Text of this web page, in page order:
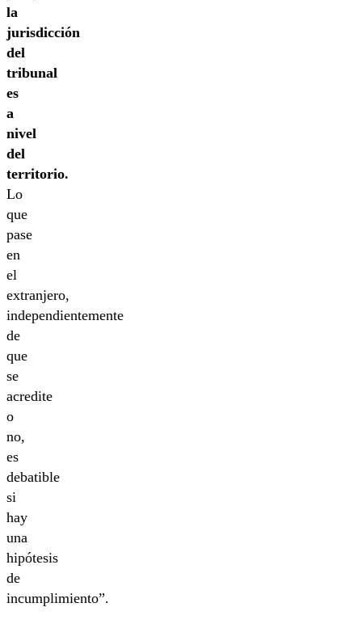
la
jurisdicción
del
tribunal
es
a
nivel
del
territorio.
Lo
que
pase
en
el
extranjero,
independientemente
de
que
se
acredite
o
no,
es
debatible
si
hay
una
hipótesis
de
incumplimiento”.